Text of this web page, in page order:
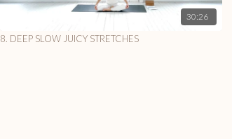
30:26
8. DEEP SLOW JUICY STRETCHES